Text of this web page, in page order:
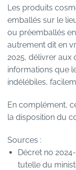
Les produits
emballés sur le
ou préemballés
autrement dit en
2025, délivrer aux
informations que
indélébiles,
En complément,
la disposition du
Sources :
Décret no
tutelle du